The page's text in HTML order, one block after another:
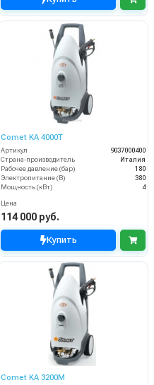
Comet KA 4000T
Артикул
9037000400
Страна-производитель
Италия
Рабочее давление (бар)
180
Электропитание (В)
380
Мощность (кВт)
4
Цена
114 000 руб.
Купить
Comet KA 3200М